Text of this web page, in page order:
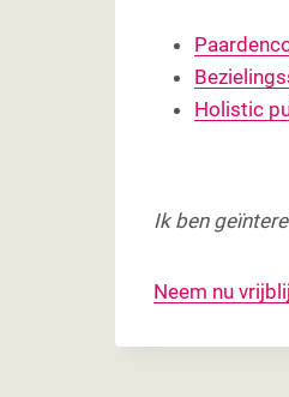
Holistic
Ik ben
Neem nu